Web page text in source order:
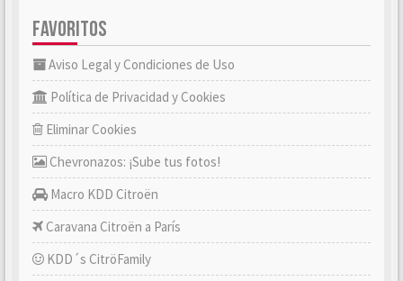
FAVORITOS
Aviso Legal y Condiciones de Uso
Política de Privacidad y Cookies
Eliminar Cookies
Chevronazos: ¡Sube tus fotos!
Macro KDD Citroën
Caravana Citroën a París
KDD´s CitröFamily